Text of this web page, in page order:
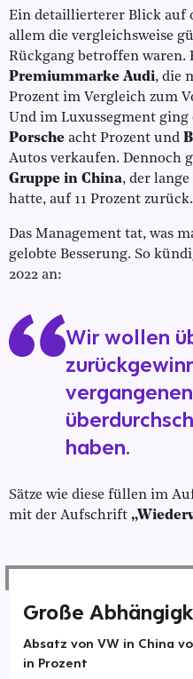
Ein detaillierterer Blick auf
allem die vergleichsweise
Rückgang betroffen waren.
Premiummarke Audi, die
Prozent im Vergleich zum
Und im Luxussegment ging
Porsche acht Prozent und
Autos verkaufen. Dennoch
Gruppe in China, der lange
hatte, auf 11 Prozent zurück.
Das Management tat, was
gelobte Besserung. So
2022 an:
Wir wollen
haben.
Sätze wie diese füllen im
mit der Aufschrift
Große
Absatz von VW in China
in Prozent